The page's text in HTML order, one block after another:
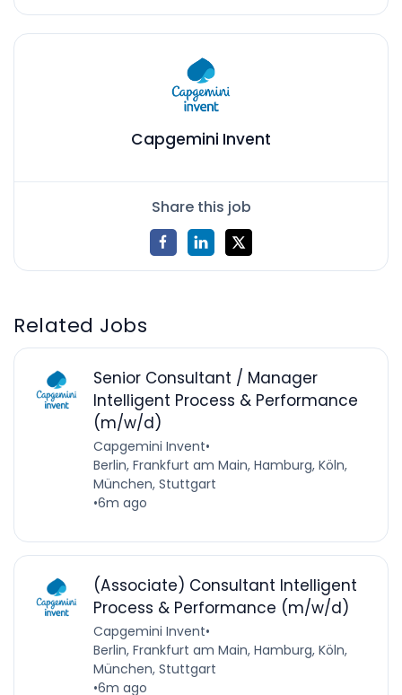
Capgemini Invent
Share this job
Related Jobs
Senior Consultant / Manager
Intelligent Process & Performance
(m/w/d)
Capgemini Invent•
Berlin, Frankfurt am Main, Hamburg, Köln,
München, Stuttgart
•6m ago
(Associate) Consultant Intelligent
Process & Performance (m/w/d)
Capgemini Invent•
Berlin, Frankfurt am Main, Hamburg, Köln,
München, Stuttgart
•6m ago